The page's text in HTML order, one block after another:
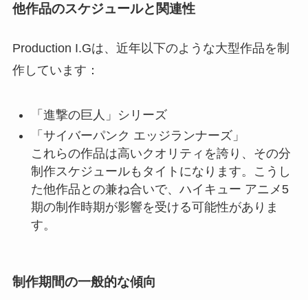
他作品のスケジュールと関連性
Production I.Gは、近年以下のような大型作品を制
作しています：
「進撃の巨人」シリーズ
「サイバーパンク エッジランナーズ」
これらの作品は高いクオリティを誇り、その分
制作スケジュールもタイトになります。こうし
た他作品との兼ね合いで、ハイキュー アニメ5
期の制作時期が影響を受ける可能性がありま
す。
制作期間の一般的な傾向